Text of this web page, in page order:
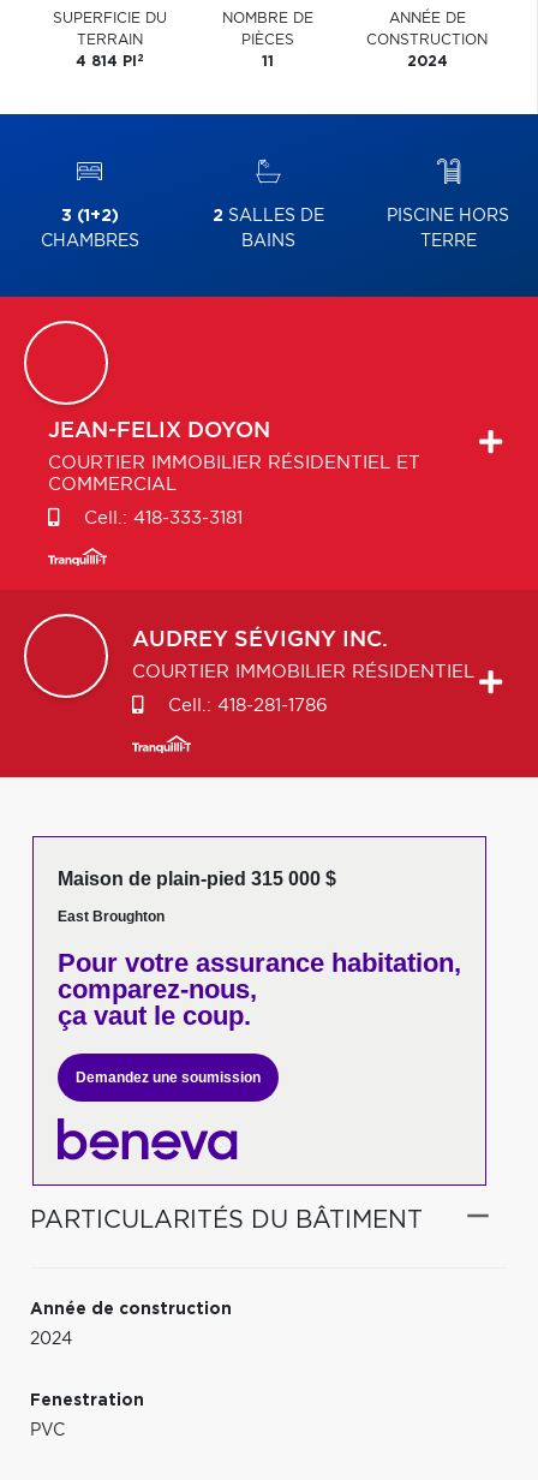
SUPERFICIE DU
TERRAIN
4 814 PI 2
NOMBRE DE
PIÈCES
11
ANNÉE DE
CONSTRUCTION
2024
3 (1+2)
CHAMBRES
2 SALLES DE
BAINS
PISCINE HORS
TERRE
JEAN-FELIX DOYON
COURTIER IMMOBILIER RÉSIDENTIEL ET
COMMERCIAL
Cell.: 418-333-3181
AUDREY SÉVIGNY INC.
COURTIER IMMOBILIER RÉSIDENTIEL
Cell.: 418-281-1786
Maison de plain-pied 315 000 $
East Broughton
Pour votreassurance habitation,
comparez-nous,
ça vaut le coup.
Demandez une soumission
PARTICULARITÉS DU BÂTIMENT
Année de construction
2024
Fenestration
PVC